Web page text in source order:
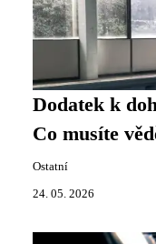
Dodatek k
Co musíte
Ostatní
24. 05. 2026